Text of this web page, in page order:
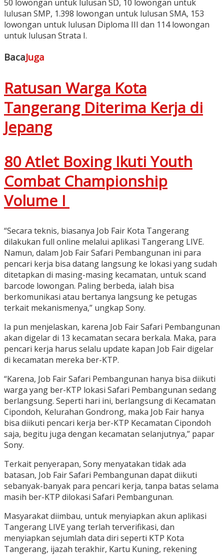
50 lowongan untuk lulusan SD, 10 lowongan untuk
lulusan SMP, 1.398 lowongan untuk lulusan SMA, 153
lowongan untuk lulusan Diploma III dan 114 lowongan
untuk lulusan Strata I.
BacaJuga
Ratusan Warga Kota
Tangerang Diterima Kerja di
Jepang
80 Atlet Boxing Ikuti Youth
Combat Championship
Volume I
“Secara teknis, biasanya Job Fair Kota Tangerang
dilakukan full online melalui aplikasi Tangerang LIVE.
Namun, dalam Job Fair Safari Pembangunan ini para
pencari kerja bisa datang langsung ke lokasi yang sudah
ditetapkan di masing-masing kecamatan, untuk scand
barcode lowongan. Paling berbeda, ialah bisa
berkomunikasi atau bertanya langsung ke petugas
terkait mekanismenya,” ungkap Sony.
Ia pun menjelaskan, karena Job Fair Safari Pembangunan
akan digelar di 13 kecamatan secara berkala. Maka, para
pencari kerja harus selalu update kapan Job Fair digelar
di kecamatan mereka ber-KTP.
“Karena, Job Fair Safari Pembangunan hanya bisa diikuti
warga yang ber-KTP lokasi Safari Pembangunan sedang
berlangsung. Seperti hari ini, berlangsung di Kecamatan
Cipondoh, Kelurahan Gondrong, maka Job Fair hanya
bisa diikuti pencari kerja ber-KTP Kecamatan Cipondoh
saja, begitu juga dengan kecamatan selanjutnya,” papar
Sony.
Terkait penyerapan, Sony menyatakan tidak ada
batasan, Job Fair Safari Pembangunan dapat diikuti
sebanyak-banyak para pencari kerja, tanpa batas selama
masih ber-KTP dilokasi Safari Pembangunan.
Masyarakat diimbau, untuk menyiapkan akun aplikasi
Tangerang LIVE yang terlah terverifikasi, dan
menyiapkan sejumlah data diri seperti KTP Kota
Tangerang, ijazah terakhir, Kartu Kuning, rekening